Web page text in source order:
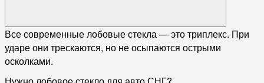
Все современные лобовые стекла — это триплекс. При
ударе они трескаются, но не осыпаются острыми
осколками.